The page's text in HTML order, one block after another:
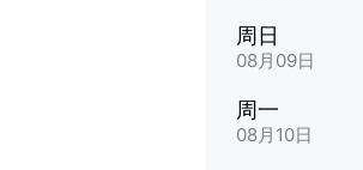
周日
08月09日
周一
08月10日